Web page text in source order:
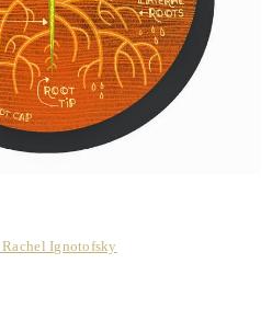
Rachel Ignotofsky